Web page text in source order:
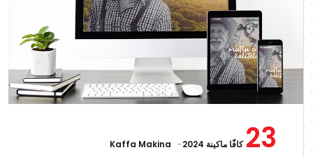
23 كافّا ماكينة 2024 Kaffa Makina